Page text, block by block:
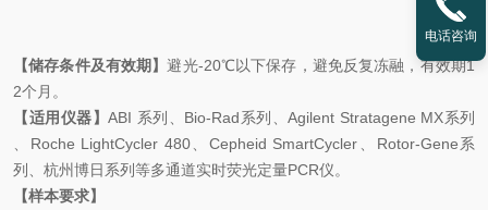
粒
【储存条件及有效期】避光-20℃以下保存，避免反复冻融，有效期1
2个月。
【适用仪器】 ABI 系列、 Bio-Rad系列、 Agilent Stratagene MX系列
Roche LightCycler 480、 Cepheid SmartCycler Rotor-Gene系
列、杭州博日系列等多通道实时荧光定量PCR仪。
【样本要求】
电话咨询